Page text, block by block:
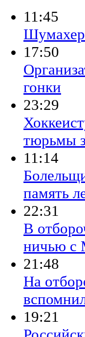
11:45
Шумахер
17:50
гонки
23:29
тюрьмы
11:14
память
22:31
В
ничью с
21:48
На
19:21